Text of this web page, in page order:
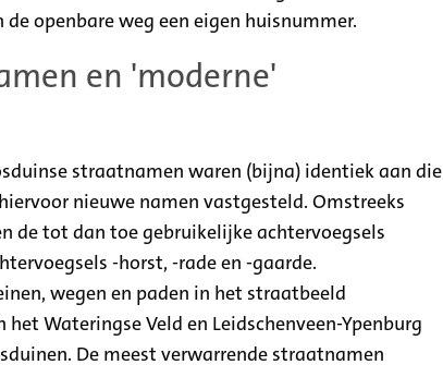
openbare weg een eigen huisnummer.
en 'moderne'
straatnamen waren (bijna) identiek aan die
nieuwe namen vastgesteld. Omstreeks
de tot dan toe gebruikelijke achtervoegsels
-horst, -rade en -gaarde.
wegen en paden in het straatbeeld
Wateringse Veld en Leidschenveen-Ypenburg
De meest verwarrende straatnamen